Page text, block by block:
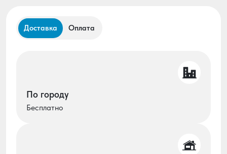
Доставка Оплата
По городу
Бесплатно